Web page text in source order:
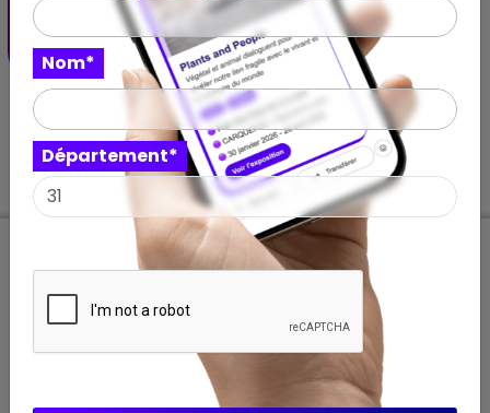
CHOLET - Pays de la Loire
13 décembre 2025 – 05 juillet 2026
Abonnnez-vous à notre Newsletter
Nom*
Département*